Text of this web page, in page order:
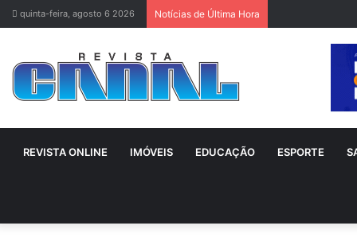
quinta-feira, agosto 6 2026 Notícias de Última Hora
REVISTA ONLINE IMÓVEIS EDUCAÇÃO ESPORTE